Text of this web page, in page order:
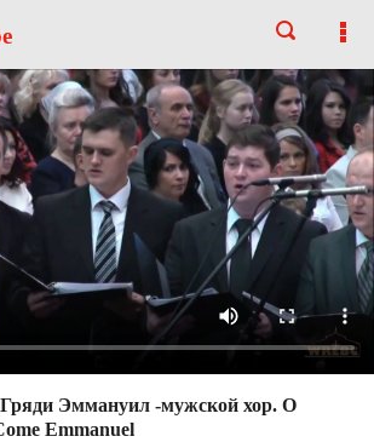
Эммануил -мужской хор. O
Emmanuel